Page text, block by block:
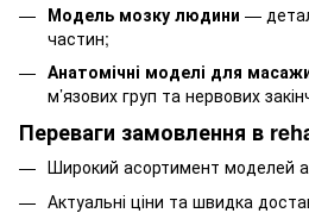
Модель мозку людини —
частин;
Анатомічні моделі для
м’язових груп та нервових
Переваги замовлення в
Широкий асортимент моделей
Актуальні ціни та швидка